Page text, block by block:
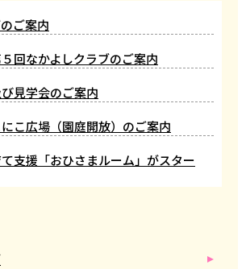
ご案内
回なかよしクラブのご案内
見学会のご案内
こ広場（園庭開放）のご案内
て支援「おひさまルーム」がスター